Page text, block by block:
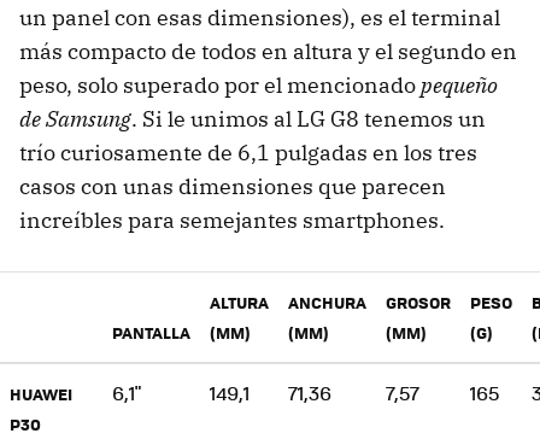
un panel con esas dimensiones), es el terminal
más compacto de todos en altura y el segundo en
peso, solo superado por el mencionadopequeño
de Samsung. Si le unimos al LG G8 tenemos un
trío curiosamente de 6,1 pulgadas en los tres
casos con unas dimensiones que parecen
increíbles para semejantes smartphones.
PANTALLA
ALTURA
(MM)
ANCHURA
(MM)
GROSOR
(MM)
PESO
(G)
HUAWEI
P30
6,1" 149,1 71,36 7,57 165